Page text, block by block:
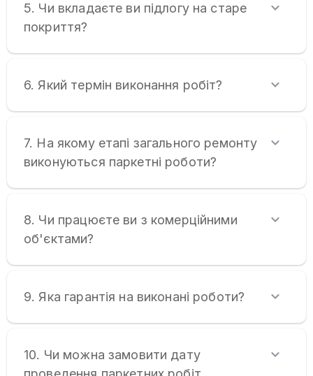
5. Чи вкладаєте ви підлогу на старе
покриття?
6. Який термін виконання робіт?
7. На якому етапі загального ремонту
виконуються паркетні роботи?
8. Чи працюєте ви з комерційними
об'єктами?
9. Яка гарантія на виконані роботи?
10. Чи можна замовити дату